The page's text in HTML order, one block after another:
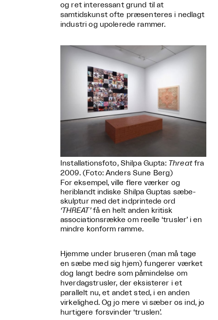
og ret interessant grund til at
samtidskunst ofte præsenteres i nedlagt
industri og upolerede rammer.
Installationsfoto, Shilpa Gupta: Threatfra
2009. (Foto: Anders Sune Berg)
For eksempel, ville flere værker og
heriblandt indiske Shilpa Guptas sæbe-
skulptur med det indprintede ord
‘THREAT’ få en helt anden kritisk
associationsrække om reelle ‘trusler’ i en
mindre konform ramme.
Hjemme under bruseren (man må tage
en sæbe med sig hjem) fungerer værket
dog langt bedre som påmindelse om
hverdagstrusler, der eksisterer i et
parallelt nu, et andet sted, i en anden
virkelighed. Og jo mere vi sæber os ind, jo
hurtigere forsvinder ‘truslen’.